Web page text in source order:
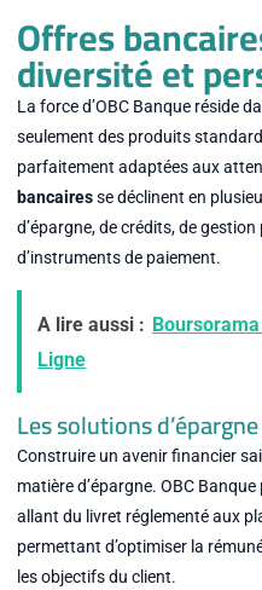
Offres
diversité et
La force d’OBC Banque réside
seulement des produits
parfaitement adaptées aux
bancairesse déclinent en
d’épargne, de crédits, de
d’instruments de paiement.
A lire aussi :
Ligne
Les solutions
Construire un avenir financier
matière d’épargne. OBC
allant du livret réglementé aux
permettant d’optimiser la
les objectifs du client.